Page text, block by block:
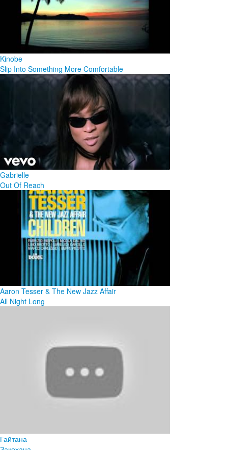
Kinobe
Slip Into Something More Comfortable
Gabrielle
Out Of Reach
Aaron Tesser & The New Jazz Affair
All Night Long
Гайтана